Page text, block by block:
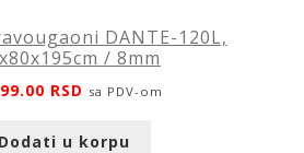
DANTE-120L,
/ 8mm
RSD sa PDV-om
Dodati u korpu